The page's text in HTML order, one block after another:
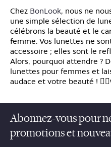
Chez BonLook, nous ne
une simple sélection de
célébrons la beauté et le
femme. Vos lunettes ne
accessoire ; elles sont le
Alors, pourquoi attendre ?
lunettes pour femmes et
audace et votre beauté !
Abonnez-vous pour
promotions et